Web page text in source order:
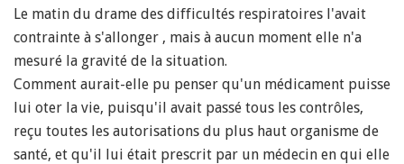
Le matin du drame des difficultés respiratoires l'avait
contrainte à s'allonger , mais à aucun moment elle n'a
mesuré la gravité de la situation.
Comment aurait-elle pu penser qu'un médicament puisse
lui oter la vie, puisqu'il avait passé tous les contrôles,
reçu toutes les autorisations du plus haut organisme de
santé, et qu'il lui était prescrit par un médecin en qui elle